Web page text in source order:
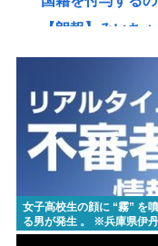
【朗報】みいち
定最後はママに
中国人22人がタ
が「つり目」ジ
【画像】小倉ゆ
ア復帰
【画像】令和の
すぎるwww
女子高校生の顔に “霧” を
る男が発生 。 ※兵庫県伊